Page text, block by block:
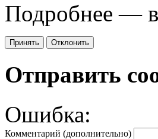
Подробнее — в
Принять Отклонить
Отправить
Ошибка:
Комментарий (дополнительно)